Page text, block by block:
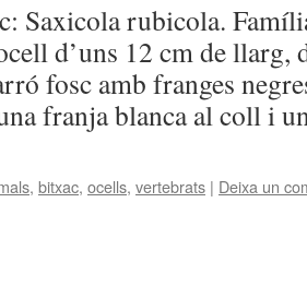
Saxicola rubicola.
d’uns 12 cm de llarg,
fosc amb franges
franja blanca al coll i
, bitxac, ocells, vertebrats | Deixa un